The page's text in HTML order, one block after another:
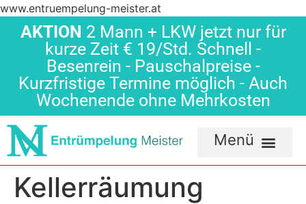
www.entruempelung-meister.at
AKTION 2 Mann + LKW jetzt nur für
kurze Zeit € 19/Std. Schnell -
Besenrein - Pauschalpreise -
Kurzfristige Termine möglich - Auch
Wochenende ohne Mehrkosten
Kellerräumung